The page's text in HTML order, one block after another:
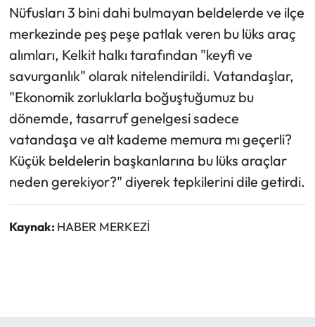
Nüfusları 3 bini dahi bulmayan beldelerde ve ilçe
merkezinde peş peşe patlak veren bu lüks araç
alımları, Kelkit halkı tarafından "keyfi ve
savurganlık" olarak nitelendirildi. Vatandaşlar,
"Ekonomik zorluklarla boğuştuğumuz bu
dönemde, tasarruf genelgesi sadece
vatandaşa ve alt kademe memura mı geçerli?
Küçük beldelerin başkanlarına bu lüks araçlar
neden gerekiyor?" diyerek tepkilerini dile getirdi.
Kaynak: HABER MERKEZİ